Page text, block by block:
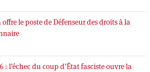
le poste de Défenseur des droits à la
: l’échec du coup d’État fasciste ouvre la